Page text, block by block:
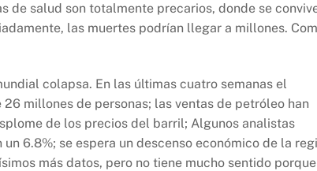
de salud son totalmente precarios, donde se
las muertes podrían llegar a millones.
colapsa. En las últimas cuatro semanas el
millones de personas; las ventas de petróleo han
de los precios del barril; Algunos analistas
6.8%; se espera un descenso económico de la
más datos, pero no tiene mucho sentido porque